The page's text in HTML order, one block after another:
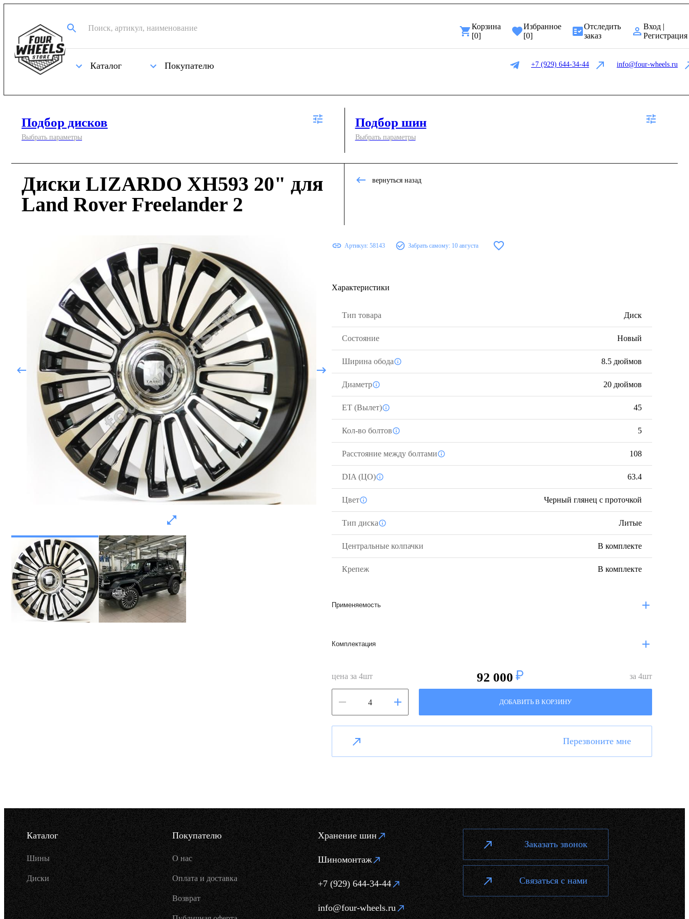
Корзина
[0]
Избранное
[0]
Отследить
заказ
Вход |
Регистрация
Каталог Покупателю +7 (929) 644-34-44 info@four-wheels.ru
Подбор дисков
Выбрать параметры
Подбор шин
Выбрать параметры
Диски LIZARDO XH593 20" для
Land Rover Freelander 2
вернуться назад
Артикул: 58143 Забрать самому: 10 августа
Характеристики
Тип товара Диск
Состояние Новый
Ширина обода 8.5 дюймов
Диаметр 20 дюймов
ЕТ (Вылет) 45
Кол-во болтов 5
Расстояние между болтами 108
DIA (ЦО) 63.4
Цвет Черный глянец с проточкой
Тип диска Литые
Центральные колпачки В комплекте
Крепеж В комплекте
Применяемость
Комплектация
цена за 4шт 92 000 за 4шт
ДОБАВИТЬ В КОРЗИНУ
Перезвоните мне
Каталог
Шины
Диски
Покупателю
О нас
Оплата и доставка
Возврат
Хранение шин
Шиномонтаж
+7 (929) 644-34-44
info@four-wheels.ru
Заказать звонок
Связаться с нами